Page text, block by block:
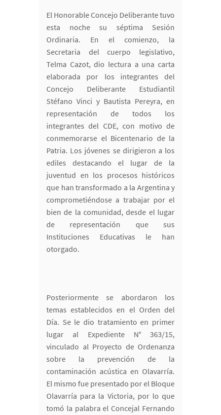
El Honorable Concejo Deliberante tuvo
esta noche su séptima Sesión
Ordinaria. En el comienzo, la
Secretaria del cuerpo legislativo,
Telma Cazot, dio lectura a una carta
elaborada por los integrantes del
Concejo Deliberante Estudiantil
Stéfano Vinci y Bautista Pereyra, en
representación de todos los
integrantes del CDE, con motivo de
conmemorarse el Bicentenario de la
Patria. Los jóvenes se dirigieron a los
ediles destacando el lugar de la
juventud en los procesos históricos
que han transformado a la Argentina y
comprometiéndose a trabajar por el
bien de la comunidad, desde el lugar
de representación que sus
Instituciones Educativas le han
otorgado.
Posteriormente se abordaron los
temas establecidos en el Orden del
Día. Se le dio tratamiento en primer
lugar al Expediente N° 363/15,
vinculado al Proyecto de Ordenanza
sobre la prevención de la
contaminación acústica en Olavarría.
El mismo fue presentado por el Bloque
Olavarría para la Victoria, por lo que
tomó la palabra el Concejal Fernando